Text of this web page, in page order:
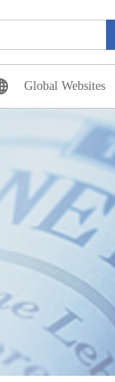
Global Websites